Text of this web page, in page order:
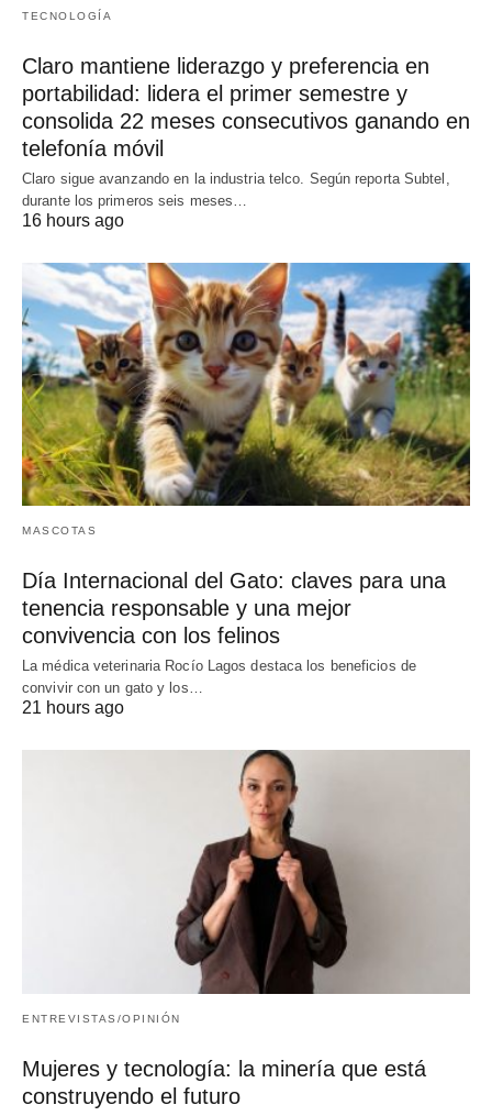
TECNOLOGÍA
Claro mantiene liderazgo y preferencia en
portabilidad: lidera el primer semestre y
consolida 22 meses consecutivos ganando en
telefonía móvil
Claro sigue avanzando en la industria telco. Según reporta Subtel,
durante los primeros seis meses…
16 hours ago
MASCOTAS
Día Internacional del Gato: claves para una
tenencia responsable y una mejor
convivencia con los felinos
La médica veterinaria Rocío Lagos destaca los beneficios de
convivir con un gato y los…
21 hours ago
ENTREVISTAS/OPINIÓN
Mujeres y tecnología: la minería que está
construyendo el futuro